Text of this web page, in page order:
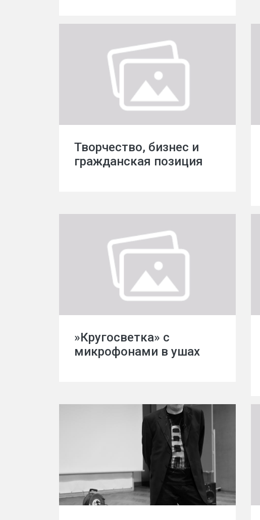
Творчество, бизнес и
гражданская позиция
»Кругосветка» с
микрофонами в ушах